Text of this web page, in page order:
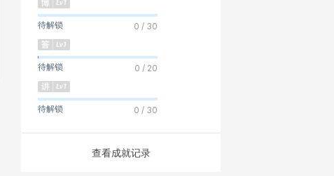
待解锁 0 / 30
待解锁 0 / 20
待解锁 0 / 30
查看成就记录